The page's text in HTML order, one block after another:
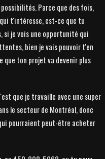
Parce que des fois,
t'intéresse, est-ce que tu
si je vois une opportunité qui
bien je vais pouvoir t'en
ton projet va devenir plus
que je travaille avec une super
le secteur de Montréal, donc
pourraient peut-être acheter